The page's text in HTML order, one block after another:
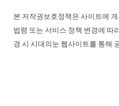
본 저작권보호정책은 사이트에
법령 또는 서비스 정책 변경에 따
경 시 시대의눈 웹사이트를 통해